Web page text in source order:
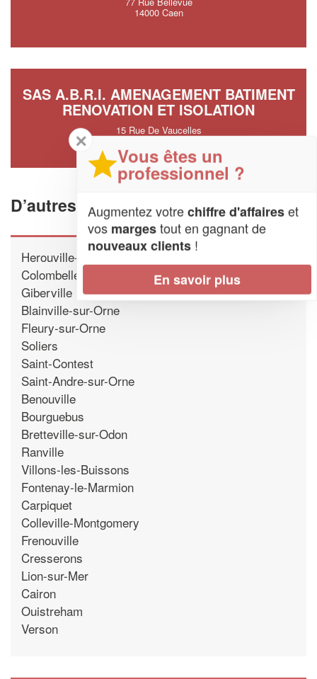
14000 Caen
SAS A.B.R.I. AMENAGEMENT BATIMENT
RENOVATION ET ISOLATION
15 Rue De Vaucelles
14000 Caen
D’autres artisans proche de Caen
Herouville-Saint-Clair
Colombelles
Giberville
Blainville-sur-Orne
Fleury-sur-Orne
Soliers
Saint-Contest
Saint-Andre-sur-Orne
Benouville
Bourguebus
Bretteville-sur-Odon
Ranville
Villons-les-Buissons
Fontenay-le-Marmion
Carpiquet
Colleville-Montgomery
Frenouville
Cresserons
Lion-sur-Mer
Cairon
Ouistreham
Verson
✕
Vous êtes un
professionnel ?
Augmentez votrechiffre d'affaireset
vos margestout en gagnant de
nouveaux clients !
En savoir plus